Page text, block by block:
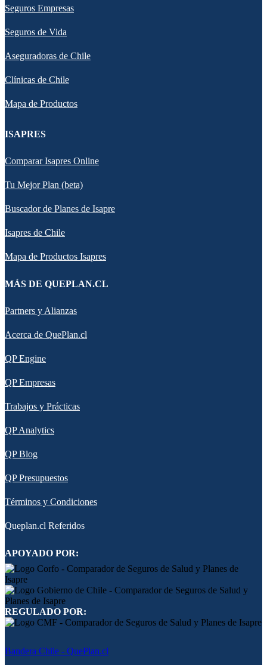
Seguros Empresas
Seguros de Vida
Aseguradoras de Chile
Clínicas de Chile
Mapa de Productos
ISAPRES
Comparar Isapres Online
Tu Mejor Plan (beta)
Buscador de Planes de Isapre
Isapres de Chile
Mapa de Productos Isapres
MÁS DE QUEPLAN.CL
Partners y Alianzas
Acerca de QuePlan.cl
QP Engine
QP Empresas
Trabajos y Prácticas
QP Analytics
QP Blog
QP Presupuestos
Términos y Condiciones
Queplan.cl Referidos
APOYADO POR:
REGULADO POR:
Bandera Chile - QuePlan.cl